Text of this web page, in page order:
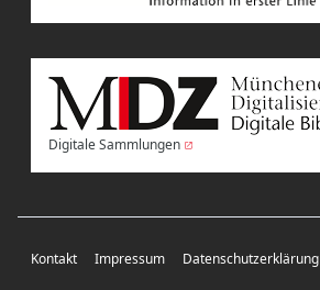
Digitale Sammlungen
Kontakt Impressum Datenschutzerklärung